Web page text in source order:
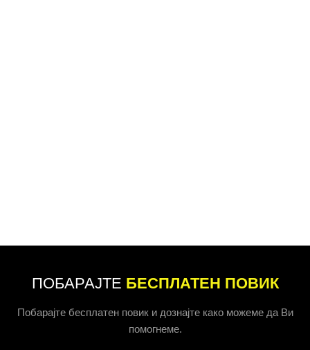
ПОБАРАЈТЕ БЕСПЛАТЕН ПОВИК
Побарајте бесплатен повик и дознајте како можеме да Ви
помогнеме.